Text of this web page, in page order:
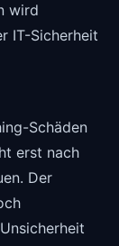
wird
IT-Sicherheit
Schäden
erst nach
Der